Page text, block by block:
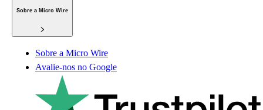
Sobre a Micro Wire
Sobre a Micro Wire
Avalie-nos no Google